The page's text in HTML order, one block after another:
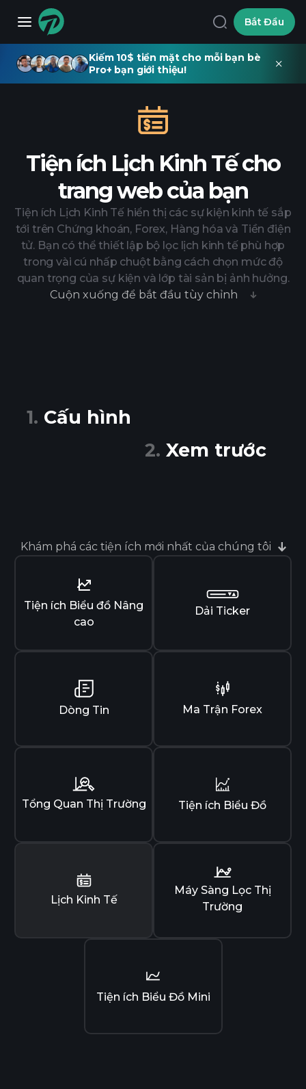
Bắt Đầu
Kiếm 10$ tiền mặt cho mỗi bạn bè
Pro+ bạn giới thiệu!
Tiện ích Lịch Kinh Tế cho
trang web của bạn
Tiện ích Lịch Kinh Tế hiển thị các sự kiện kinh tế sắp
tới trên Chứng khoán, Forex, Hàng hóa và Tiền điện
tử. Bạn có thể thiết lập bộ lọc lịch kinh tế phù hợp
trong vài cú nhấp chuột bằng cách chọn mức độ
quan trọng của sự kiện và lớp tài sản bị ảnh hưởng.
Cuộn xuống để bắt đầu tùy chỉnh
Cấu hình
Xem trước
Khám phá các tiện ích mới nhất của chúng tôi
Tiện ích Biểu đồ Nâng
cao
Dải Ticker
Dòng Tin Ma Trận Forex
Tổng Quan Thị Trường Tiện ích Biểu Đồ
Lịch Kinh Tế
Máy Sàng Lọc Thị
Trường
Tiện ích Biểu Đồ Mini